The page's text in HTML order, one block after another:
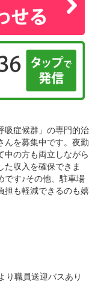
吸症候群」の専門的治
んを募集中です。夜勤
中の方も両立しながら
た収入を確保できま
です♪その他、駐車場
担も軽減できるのも嬉
職員送迎バスあり